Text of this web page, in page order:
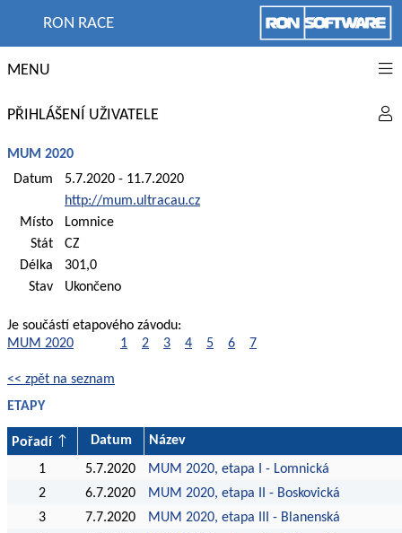
RON RACE
MENU
PŘIHLÁŠENÍ UŽIVATELE
MUM 2020
Datum
5.7.2020 - 11.7.2020
http://mum.ultracau.cz
Místo
Lomnice
Stát
CZ
Délka
301,0
Stav
Ukončeno
Je součástí etapového závodu:
MUM 2020
1 2 3 4 5 6 7
<< zpět na seznam
ETAPY
Pořadí Datum
Název
1
5.7.2020
MUM 2020, etapa I - Lomnická
2
6.7.2020
MUM 2020, etapa II - Boskovická
3
7.7.2020
MUM 2020, etapa III - Blanenská